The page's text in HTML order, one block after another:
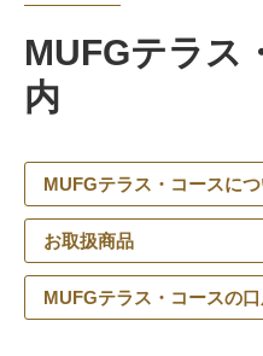
MUFGテラス
内
MUFGテラス・コースに
お取扱商品
MUFGテラス・コースの